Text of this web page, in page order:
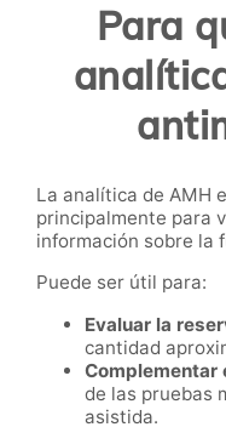
Para
La analítica de AMH
principalmente para
información sobre la
Puede ser útil para:
Evaluar la
cantidad
de las pruebas
asistida.